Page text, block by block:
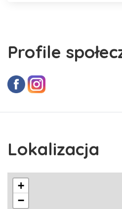
Profile
Lokalizacja
+
−